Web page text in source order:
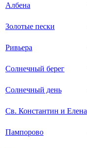
Албена
Золотые пески
Ривьера
Солнечный берег
Солнечный день
Св. Константин и Елена
Пампорово